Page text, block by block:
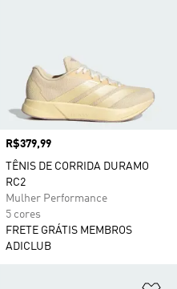
Preço
R$379,99
TÊNIS DE CORRIDA DURAMO
RC2
Mulher Performance
5 cores
FRETE GRÁTIS MEMBROS
ADICLUB